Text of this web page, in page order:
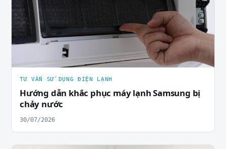
TƯ VẤN SỬ DỤNG ĐIỆN LẠNH
Hướng dẫn khắc phục máy lạnh Samsung bị
chảy nước
30/07/2026